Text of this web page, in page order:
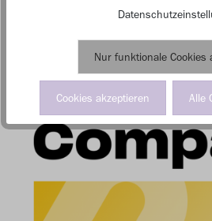
Nur funktionale Cookies
Cookies akzeptieren Alle